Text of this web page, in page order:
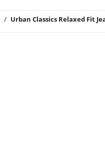
Urban Classics Relaxed Fit